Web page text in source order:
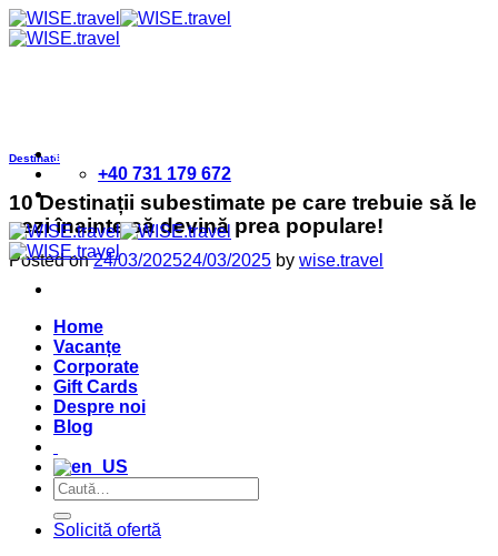
Skip
to
Contact
+40 731 179 672
Home
Vacanțe
Corporate
Gift Cards
Despre noi
Blog
Caută
după:
Solicită ofertă
Destinatii
10 Destinații subestimate pe care trebuie să le
vezi înainte să devină prea populare!
Posted on24/03/202524/03/2025 by wise.travel